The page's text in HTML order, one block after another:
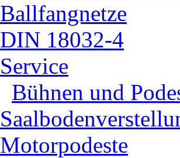
Ballfangnetze
DIN 18032-4
Service
Bühnen und
Motorpodeste